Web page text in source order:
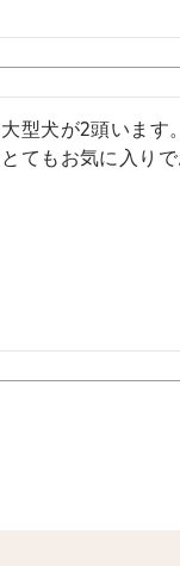
大型犬が2頭います。
とてもお気に入り